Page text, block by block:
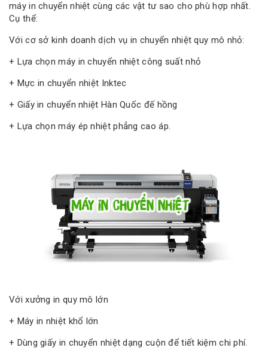
máy in chuyển nhiệt cùng các vật tư sao cho phù hợp nhất.
Cụ thể:
Với cơ sở kinh doanh dịch vụ in chuyển nhiệt quy mô nhỏ:
+ Lựa chọn máy in chuyển nhiệt công suất nhỏ
+ Mực in chuyển nhiệt Inktec
+ Giấy in chuyển nhiệt Hàn Quốc đế hồng
+ Lựa chọn máy ép nhiệt phẳng cao áp.
Với xưởng in quy mô lớn
+ Máy in nhiệt khổ lớn
+ Dùng giấy in chuyển nhiệt dạng cuộn để tiết kiệm chi phí.